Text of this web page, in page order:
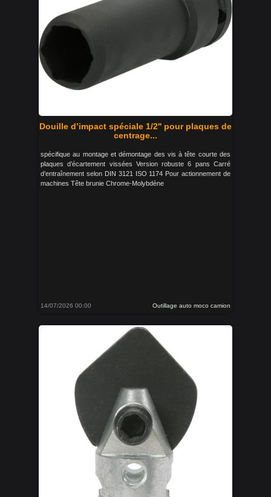
Douille d’impact spéciale 1/2'' pour plaques de
centrage...
spécifique au montage et démontage des vis à tête courte des
plaques d’écartement vissées Version robuste 6 pans Carré
d’entraînement selon DIN 3121 ISO 1174 Pour actionnement de
machines Tête brunie Chrome-Molybdène
14/07/2026 00:00 Outillage auto moco camion